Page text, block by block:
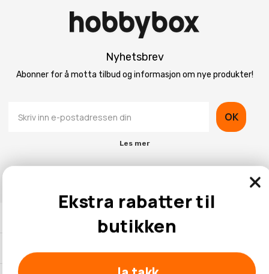
Nyhetsbrev
Abonner for å motta tilbud og informasjon om nye produkter!
OK
Les mer
Kontaktinformasjon
Ekstra rabatter til
butikken